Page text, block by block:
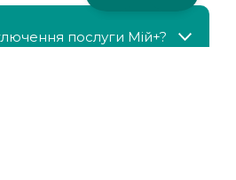
послуги Мій+?